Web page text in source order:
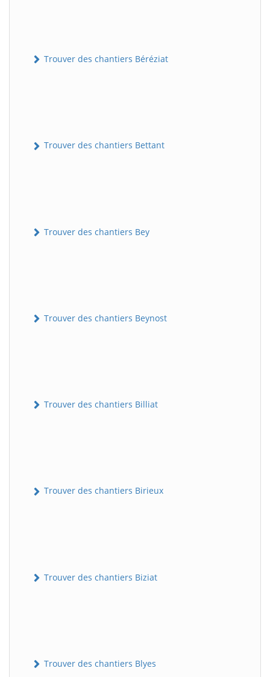
Trouver des chantiers Béréziat
Trouver des chantiers Bettant
Trouver des chantiers Bey
Trouver des chantiers Beynost
Trouver des chantiers Billiat
Trouver des chantiers Birieux
Trouver des chantiers Biziat
Trouver des chantiers Blyes